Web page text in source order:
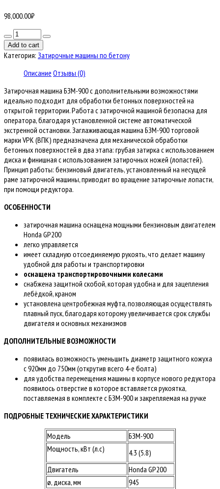
98,000.00₽
Количество
товара
Затирочная
машина
БЗМ-900
бетона
Add to cart
Категория: Затирочные машины по бетону
Описание Отзывы (0)
Затирочная машина БЗМ-900 с дополнительными возможностями
идеально подходит для обработки бетонных поверхностей на
открытой территории. Работа с затирочной машиной безопасна для
оператора, благодаря установленной системе автоматической
экстренной остановки. Заглаживающая машина БЗМ-900 торговой
марки VPK (ВПК) предназначена для механической обработки
бетонных поверхностей в два этапа: грубая затирка с использованием
диска и финишная с использованием затирочных ножей (лопастей).
Принцип работы: бензиновый двигатель, установленный на несущей
раме затирочной машины, приводит во вращение затирочные лопасти,
при помощи редуктора.
ОСОБЕННОСТИ
затирочная машина оснащена мощными бензиновым двигателем
Honda GP200
легко управляется
имеет складную отсоединяемую рукоять, что делает машину
удобной для работы и транспортировки
оснащена транспортировочными колесами
снабжена защитной скобой, которая удобна и для зацепления
лебёдкой, краном
установлена центробежная муфта, позволяющая осуществлять
плавный пуск, благодаря которому увеличивается срок службы
двигателя и основных механизмов
ДОПОЛНИТЕЛЬНЫЕ ВОЗМОЖНОСТИ
появилась возможность уменьшить диаметр защитного кожуха
с 920мм до 750мм (открутив всего 4-е болта)
для удобства перемещения машины в корпусе нового редуктора
появилось отверстие в которое вставляется рукоятка,
поставляемая в комплекте с БЗМ-900 и закрепляемая на ручке
ПОДРОБНЫЕ ТЕХНИЧЕСКИЕ ХАРАКТЕРИСТИКИ
Модель
БЗМ-900
Мощность, кВт (л.с)
4.3 (5.8)
Двигатель
Honda GP200
ø, диска, мм
945